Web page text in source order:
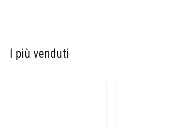
I più venduti